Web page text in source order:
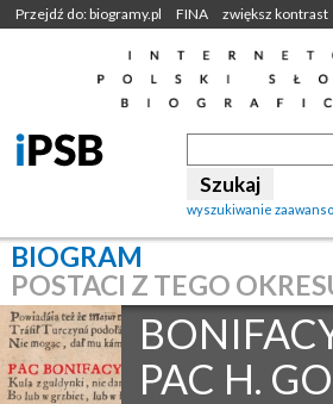
Przejdź do: biogramy.pl FINA zwiększ kontrast
wyszukiwanie
BIOGRAM
POSTACI Z TEGO
PAC H.